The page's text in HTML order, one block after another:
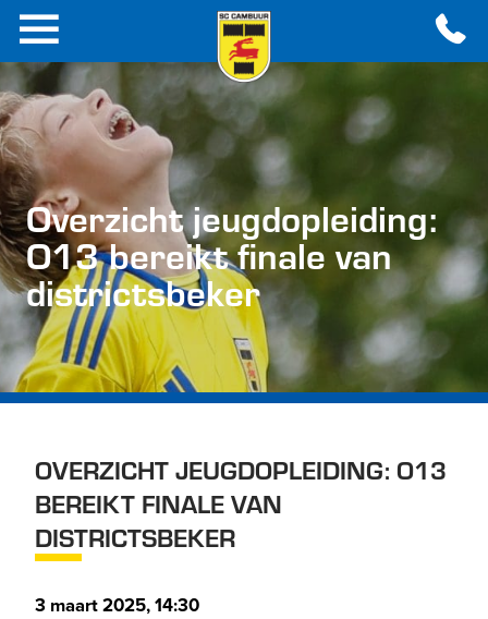
Overzicht jeugdopleiding:
O13 bereikt finale van
districtsbeker
OVERZICHT JEUGDOPLEIDING: O13
BEREIKT FINALE VAN
DISTRICTSBEKER
3 maart 2025, 14:30